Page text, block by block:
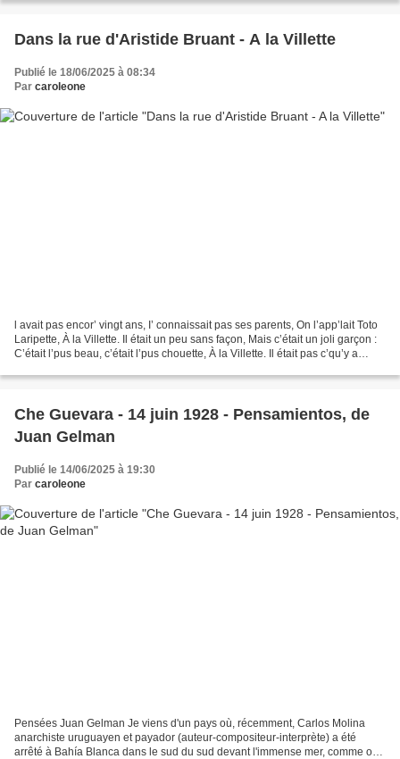
Dans la rue d'Aristide Bruant - A la Villette
Publié le 18/06/2025 à 08:34
Par caroleone
l avait pas encor’ vingt ans, I’ connaissait pas ses parents, On l’app’lait Toto
Laripette, À la Villette. Il était un peu sans façon, Mais c’était un joli garçon :
C’était l’pus beau, c’était l’pus chouette, À la Villette. Il était pas c’qu’y a
Che Guevara - 14 juin 1928 - Pensamientos, de
Juan Gelman
Publié le 14/06/2025 à 19:30
Par caroleone
Pensées Juan Gelman Je viens d'un pays où, récemment, Carlos Molina
anarchiste uruguayen et payador (auteur-compositeur-interprète) a été
arrêté à Bahía Blanca dans le sud du sud devant l'immense mer, comme on